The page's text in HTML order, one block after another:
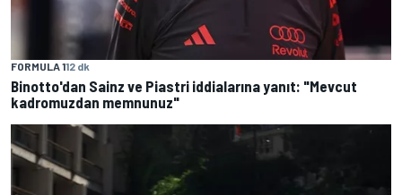
FORMULA 112 dk
Binotto'dan Sainz ve Piastri iddialarına yanıt: "Mevcut
kadromuzdan memnunuz"